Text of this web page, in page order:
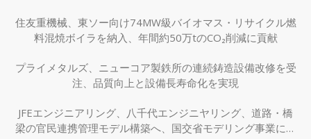
住友重機械、東ソー向け74MW級バイオマス・リサイクル燃
料混焼ボイラを納入、年間約50万tのCO₂削減に貢献
プライメタルズ、ニューコア製鉄所の連続鋳造設備改修を受
注、品質向上と設備長寿命化を実現
JFEエンジニアリング、八千代エンジニヤリング、道路・橋
梁の官民連携管理モデル構築へ、国交省モデリング事業に採